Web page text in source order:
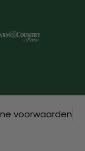
voorwaarden